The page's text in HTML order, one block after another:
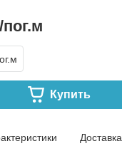
пог.м
Купить
Доставка